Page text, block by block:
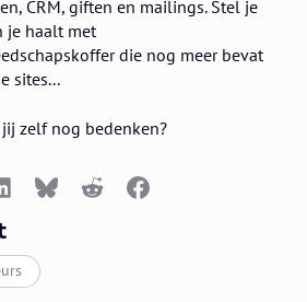
CRM, giften en mailings. Stel je
je haalt met
die nog meer bevat
sites...
zelf nog bedenken?
LinkedInBlueskyReddit Facebook